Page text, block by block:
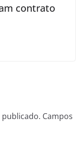
contrato
publicado. Campos